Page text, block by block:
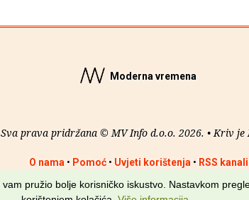
Moderna vremena
Sva prava pridržana © MV Info d.o.o. 2026. • Kriv je
O nama • Pomoć• Uvjeti korištenja • RSS kanali
pružio bolje korisničko iskustvo. Nastavkom